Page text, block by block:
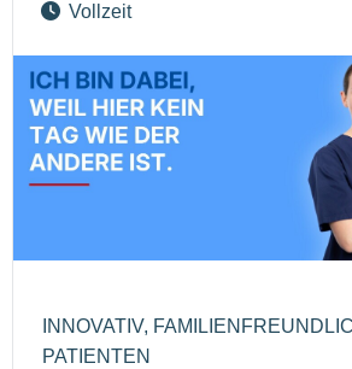
Vollzeit
INNOVATIV,
PATIENTEN